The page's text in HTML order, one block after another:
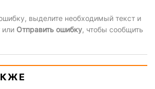
выделите необходимый текст и
или Отправить ошибку, чтобы сообщить